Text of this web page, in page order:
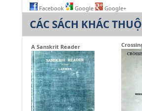
Facebook Google Google+
CÁC SÁCH KHÁC
A Sanskrit Reader